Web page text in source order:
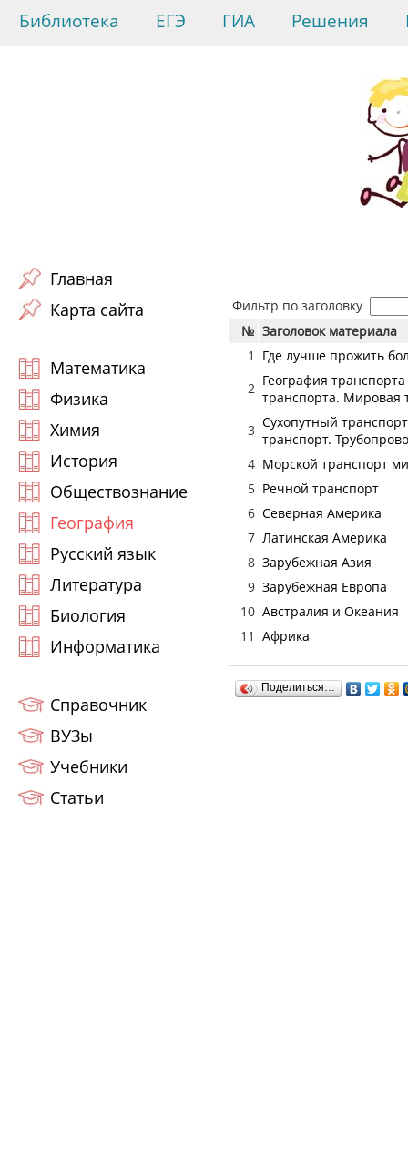
Библиотека ЕГЭ ГИА Решения
Главная
Карта сайта
Математика
Физика
Химия
История
Обществознание
География
Русский язык
Литература
Биология
Информатика
Справочник
ВУЗы
Учебники
Статьи
Фильтр по заголовку
№ Заголовок материала
1
Где лучше прожить
2 География
транспорта. Мировая
3 Сухопутный
транспорт.
4 Морской транспорт
5 Речной транспорт
6 Северная Америка
7 Латинская Америка
8 Зарубежная Азия
9 Зарубежная Европа
10 Австралия и Океания
11 Африка
Поделиться…